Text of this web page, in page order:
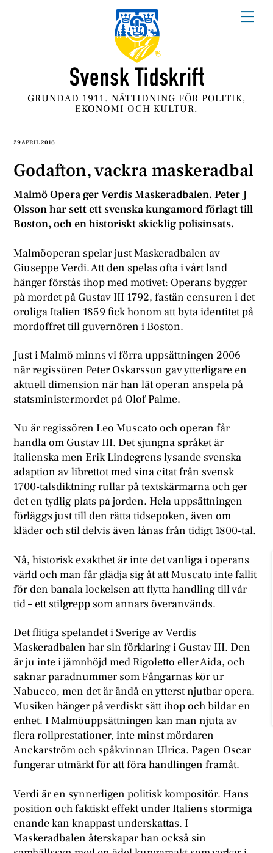
GRUNDAD 1911. NÄTTIDNING FÖR POLITIK,
EKONOMI OCH KULTUR.
29 APRIL 2016
Godafton, vackra maskeradbal
Malmö Opera ger Verdis Maskeradbalen. Peter J
Olsson har sett ett svenska kungamord förlagt till
Boston, och en historiskt skicklig polisinsats.
Malmöoperan spelar just Maskeradbalen av
Giuseppe Verdi. Att den spelas ofta i vårt land
hänger förstås ihop med motivet: Operans bygger
på mordet på Gustav III 1792, fastän censuren i det
oroliga Italien 1859 fick honom att byta identitet på
mordoffret till guvernören i Boston.
Just i Malmö minns vi förra uppsättningen 2006
när regissören Peter Oskarsson gav ytterligare en
aktuell dimension när han lät operan anspela på
statsministermordet på Olof Palme.
Nu är regissören Leo Muscato och operan får
handla om Gustav III. Det sjungna språket är
italienska men Erik Lindegrens lysande svenska
adaption av librettot med sina citat från svensk
1700-talsdiktning rullar på textskärmarna och ger
det en tydlig plats på jorden. Hela uppsättningen
förläggs just till den rätta tidsepoken, även om
kläder och stil delvis även lånas från tidigt 1800-tal.
Nå, historisk exakthet är inte det vanliga i operans
värld och man får glädja sig åt att Muscato inte fallit
för den banala lockelsen att flytta handling till vår
tid – ett stilgrepp som annars överanvänds.
Det flitiga spelandet i Sverige av Verdis
Maskeradbalen har sin förklaring i Gustav III. Den
är ju inte i jämnhöjd med Rigoletto eller Aida, och
saknar paradnummer som Fångarnas kör ur
Nabucco, men det är ändå en ytterst njutbar opera.
Musiken hänger på verdiskt sätt ihop och bildar en
enhet. I Malmöuppsättningen kan man njuta av
flera rollprestationer, inte minst mördaren
Anckarström och spåkvinnan Ulrica. Pagen Oscar
fungerar utmärkt för att föra handlingen framåt.
Verdi är en synnerligen politisk kompositör. Hans
position och faktiskt effekt under Italiens stormiga
enande kan knappast underskattas. I
Maskeradbalen återskapar han också sin